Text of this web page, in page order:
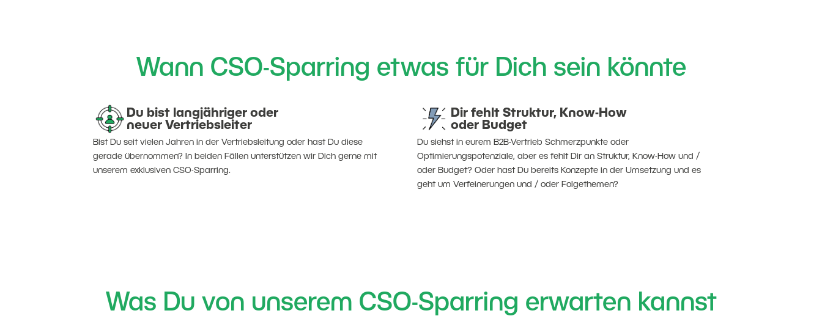
Wann CSO-Sparring etwas für Dich sein könnte
Du bist langjähriger oder
neuer Vertriebsleiter
Bist Du seit vielen Jahren in der Vertriebsleitung oder hast Du diese
gerade übernommen? In beiden Fällen unterstützen wir Dich gerne mit
unserem exklusiven CSO-Sparring.
Dir fehlt Struktur, Know-How
oder Budget
Du siehst in eurem B2B-Vertrieb Schmerzpunkte oder
Optimierungspotenziale, aber es fehlt Dir an Struktur, Know-How und /
oder Budget? Oder hast Du bereits Konzepte in der Umsetzung und es
geht um Verfeinerungen und / oder Folgethemen?
Was Du von unserem CSO-Sparring erwarten kannst